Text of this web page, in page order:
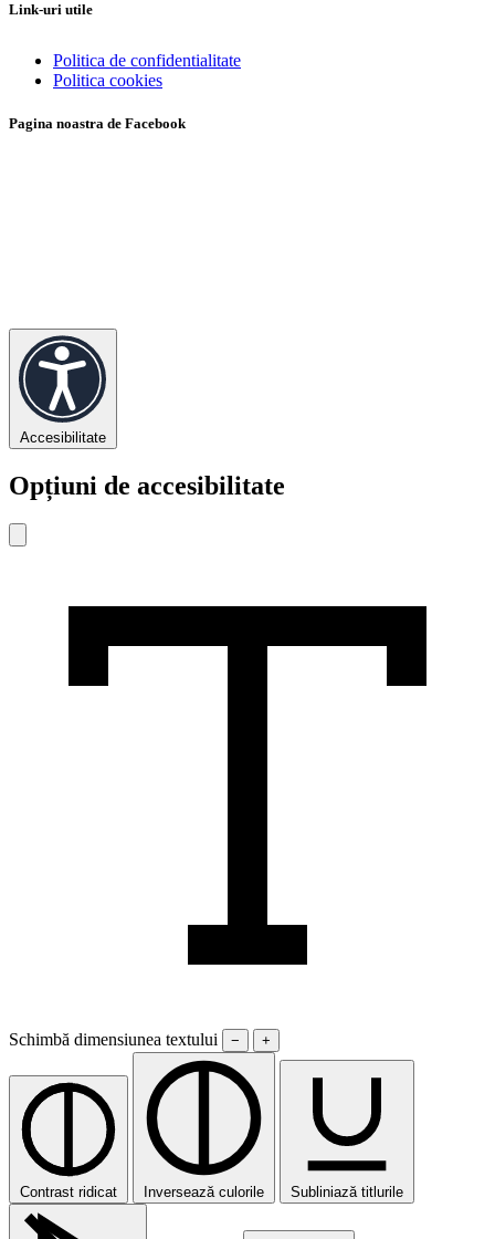
Link-uri utile
Politica de confidentialitate
Politica cookies
Pagina noastra de Facebook
Accesibilitate
Opțiuni de accesibilitate
Schimbă dimensiunea textului − +
Contrast ridicat Inversează culorile Subliniază titlurile